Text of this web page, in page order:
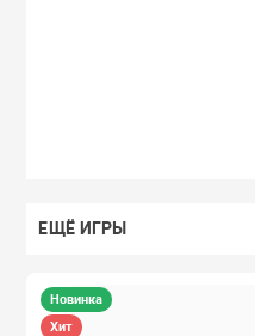
ЕЩЁ ИГРЫ
Новинка
Хит